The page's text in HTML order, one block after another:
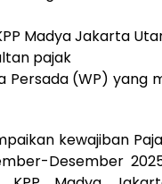
Madya Jakarta
pajak
Persada (WP) yang
kewajiban
Desember